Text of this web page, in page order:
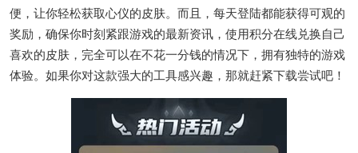
便，让你轻松获取心仪的皮肤。而且，每天登陆都能获得可观的
奖励，确保你时刻紧跟游戏的最新资讯，使用积分在线兑换自己
喜欢的皮肤，完全可以在不花一分钱的情况下，拥有独特的游戏
体验。如果你对这款强大的工具感兴趣，那就赶紧下载尝试吧！